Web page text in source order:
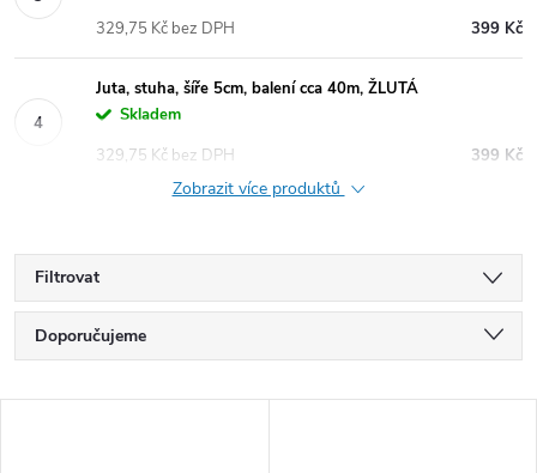
399 Kč
329,75 Kč bez DPH
Juta, stuha, šíře 5cm, balení cca 40m, ŽLUTÁ
Skladem
399 Kč
329,75 Kč bez DPH
Zobrazit více produktů
Filtrovat
Ř
a
Doporučujeme